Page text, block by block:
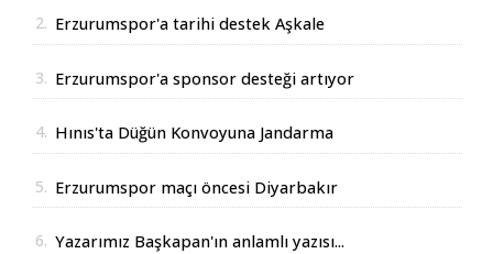
2. Erzurumspor'a tarihi destek Aşkale
3. Erzurumspor'a sponsor desteği artıyor
4. Hınıs'ta Düğün Konvoyuna Jandarma
5. Erzurumspor maçı öncesi Diyarbakır
6. Yazarımız Başkapan'ın anlamlı yazısı...